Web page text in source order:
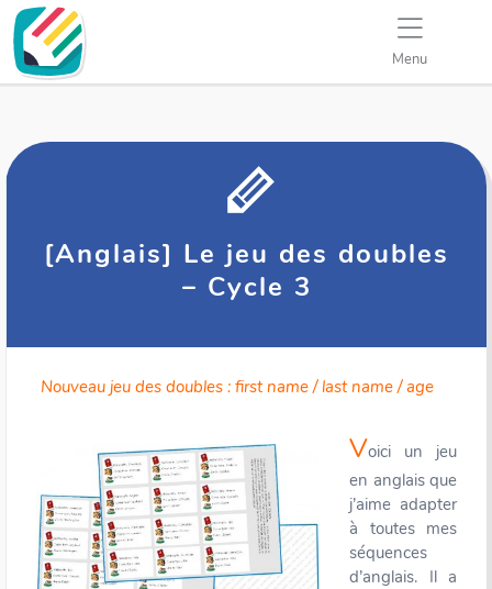
Menu
[Anglais] Le jeu des doubles
– Cycle 3
Nouveau jeu des doubles : first name / last name / age
Voici un jeu
en anglais que
j’aime adapter
à toutes mes
séquences
d’anglais. Il a